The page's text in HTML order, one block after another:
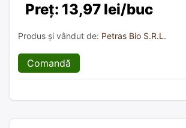
Preț: 13,97 lei/buc
Produs și vândut de: Petras Bio S.R.L.
Comandă